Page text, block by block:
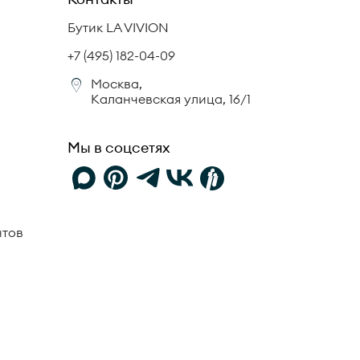
Бутик LA VIVION
+7 (495) 182-04-09
Москва,
Каланчевская улица, 16/1
Мы в соцсетях